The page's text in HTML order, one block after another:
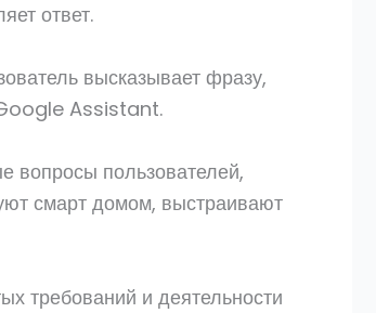
ответ.
высказывает фразу,
Google Assistant.
вопросы пользователей,
смарт домом, выстраивают
требований и деятельности